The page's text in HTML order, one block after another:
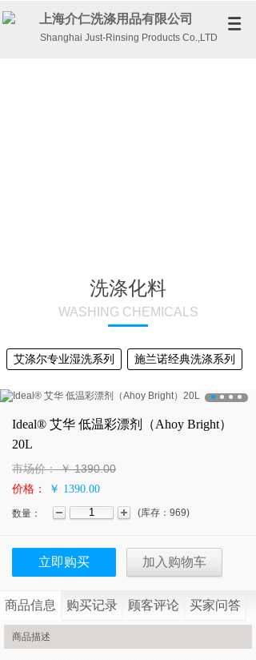
Shanghai Just-Rinsing Products Co.,LTD
上海介仁洗涤用品有限公司
洗涤化料
WASHING CHEMICALS
艾涤尔专业湿洗系列 施兰诺经典洗涤系列
Ideal® 艾华 低温彩漂剂（Ahoy Bright）
20L
市场价： ￥1390.00
价格： ￥ 1390.00
数量： (库存： 969)
立即购买 加入购物车
商品信息 购买记录 顾客评论 买家问答
商品描述